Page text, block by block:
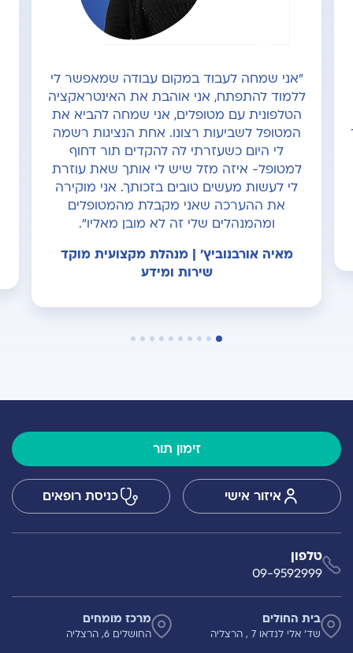
"אני שמחה לעבוד במקום עבודה שמאפשר לי
ללמוד להתפתח, אני אוהבת את האינטראקציה
הטלפונית עם מטופלים, אני שמחה להביא את
המטופל לשביעות רצונו. אחת הנציגות רשמה
לי היום כשעזרתי לה להקדים תור דחוף
למטופל- איזה מזל שיש לי אותך שאת עוזרת
לי לעשות מעשים טובים בזכותך. אני מוקירה
את ההערכה שאני מקבלת מהמטופלים
ומהמנהלים שלי זה לא מובן מאליו".
מאיה אורבנוביץ' | מנהלת מקצועית מוקד
שירות ומידע
זימון תור
איזור אישי כניסת רופאים
טלפון
09-9592999
בית החולים
שד' אלי לנדאו 7 , הרצליה
מרכז מומחים
החושלים 6, הרצליה